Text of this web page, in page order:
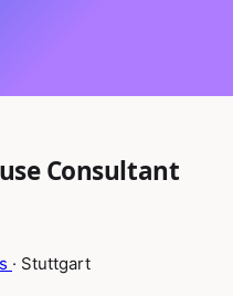
Consultant
· Stuttgart